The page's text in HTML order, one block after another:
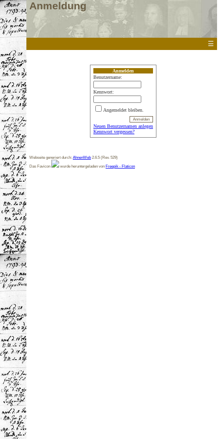
Anmeldung
☰
Anmelden
Benutzername:
Kennwort:
Angemeldet bleiben.
Neuen Benutzernamen anlegen
Kennwort vergessen?
Webseite generiert durch: AhnenWeb 2.6.5 (Rev. 529)
Das Favicon
wurde heruntergeladen von Freepik - Flaticon